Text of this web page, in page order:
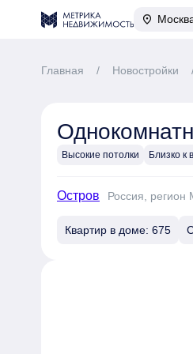
Главная / Новостройки
Высокие потолки Близко к
Остров Россия, регион
Квартир в доме: 675